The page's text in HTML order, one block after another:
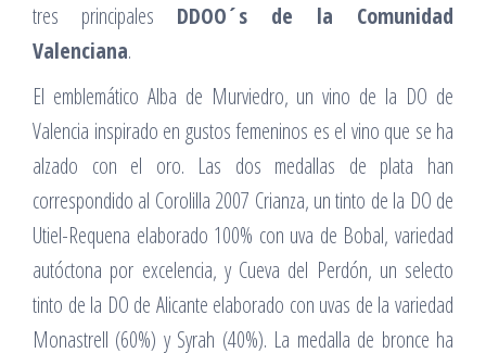
tres principales DDOO´s de la Comunidad
Valenciana.
El emblemático Alba de Murviedro, un vino de la DO de
Valencia inspirado en gustos femeninos es el vino que se ha
alzado con el oro. Las dos medallas de plata han
correspondido al Corolilla 2007 Crianza, un tinto de la DO de
Utiel-Requena elaborado 100% con uva de Bobal, variedad
autóctona por excelencia, y Cueva del Perdón, un selecto
tinto de la DO de Alicante elaborado con uvas de la variedad
Monastrell (60%) y Syrah (40%). La medalla de bronce ha